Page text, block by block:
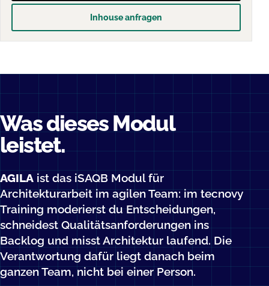
Inhouse anfragen
Was dieses Modul
leistet.
AGILA ist das iSAQB Modul für
Architekturarbeit im agilen Team: im tecnovy
Training moderierst du Entscheidungen,
schneidest Qualitätsanforderungen ins
Backlog und misst Architektur laufend. Die
Verantwortung dafür liegt danach beim
ganzen Team, nicht bei einer Person.